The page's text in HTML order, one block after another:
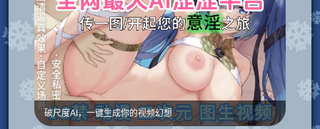
破尺度AI，一键生成你的视频幻想